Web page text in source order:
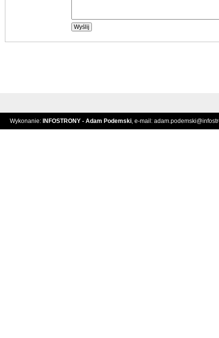
Wykonanie: INFOSTRONY - Adam Podemski, e-mail: